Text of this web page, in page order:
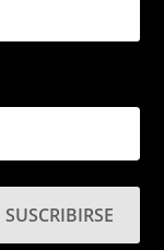
SUSCRIBIRSE